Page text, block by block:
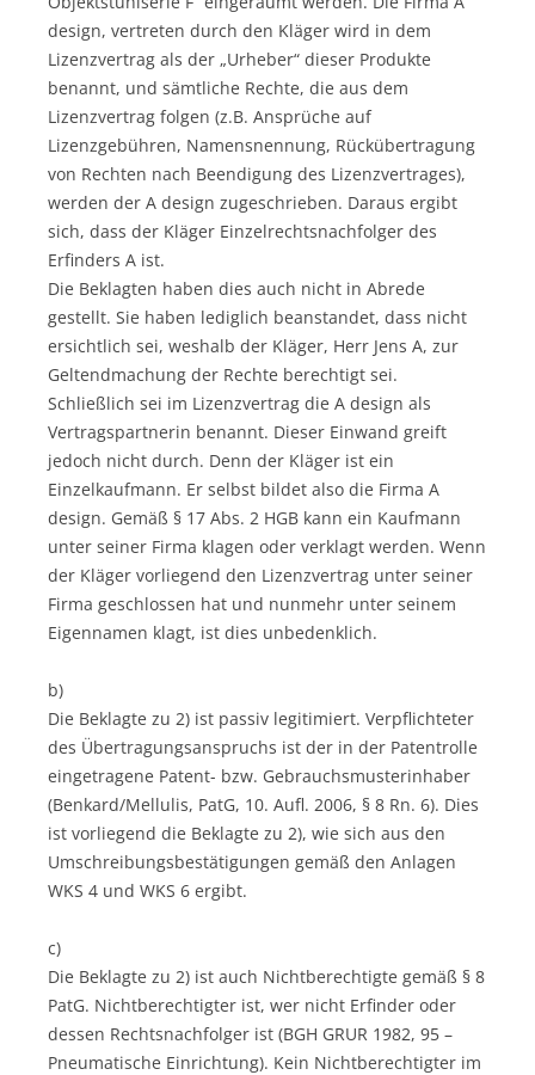
design, vertreten durch den Kläger wird in dem
Lizenzvertrag als der „Urheber“ dieser Produkte
benannt, und sämtliche Rechte, die aus dem
Lizenzvertrag folgen (z.B. Ansprüche auf
Lizenzgebühren, Namensnennung, Rückübertragung
von Rechten nach Beendigung des Lizenzvertrages),
werden der A design zugeschrieben. Daraus ergibt
sich, dass der Kläger Einzelrechtsnachfolger des
Erfinders A ist.
Die Beklagten haben dies auch nicht in Abrede
gestellt. Sie haben lediglich beanstandet, dass nicht
ersichtlich sei, weshalb der Kläger, Herr Jens A, zur
Geltendmachung der Rechte berechtigt sei.
Schließlich sei im Lizenzvertrag die A design als
Vertragspartnerin benannt. Dieser Einwand greift
jedoch nicht durch. Denn der Kläger ist ein
Einzelkaufmann. Er selbst bildet also die Firma A
design. Gemäß § 17 Abs. 2 HGB kann ein Kaufmann
unter seiner Firma klagen oder verklagt werden. Wenn
der Kläger vorliegend den Lizenzvertrag unter seiner
Firma geschlossen hat und nunmehr unter seinem
Eigennamen klagt, ist dies unbedenklich.
b)
Die Beklagte zu 2) ist passiv legitimiert. Verpflichteter
des Übertragungsanspruchs ist der in der Patentrolle
eingetragene Patent- bzw. Gebrauchsmusterinhaber
(Benkard/Mellulis, PatG, 10. Aufl. 2006, § 8 Rn. 6). Dies
ist vorliegend die Beklagte zu 2), wie sich aus den
Umschreibungsbestätigungen gemäß den Anlagen
WKS 4 und WKS 6 ergibt.
c)
Die Beklagte zu 2) ist auch Nichtberechtigte gemäß § 8
PatG. Nichtberechtigter ist, wer nicht Erfinder oder
dessen Rechtsnachfolger ist (BGH GRUR 1982, 95 –
Pneumatische Einrichtung). Kein Nichtberechtigter im